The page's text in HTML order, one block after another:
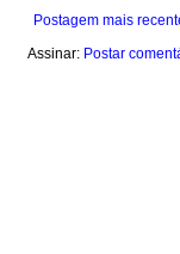
Postagem mais
Assinar: Postar